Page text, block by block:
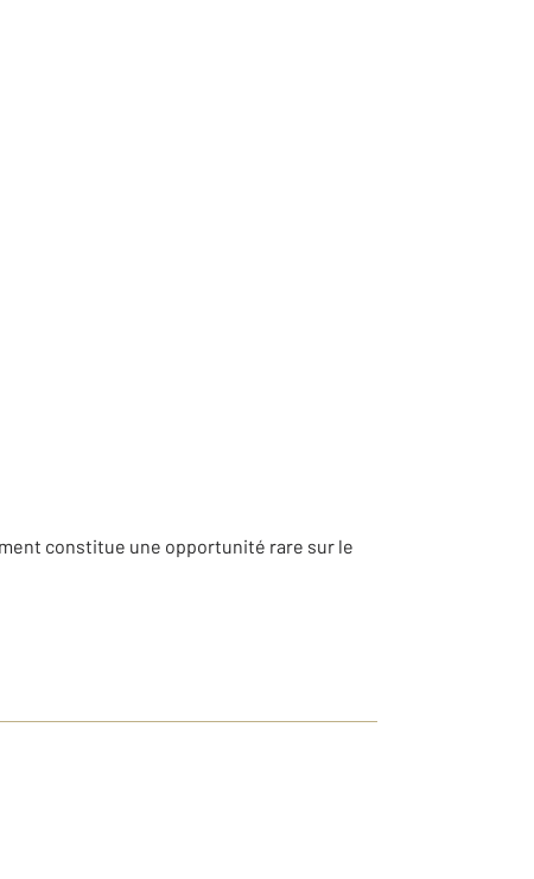
constitue une opportunité rare sur le